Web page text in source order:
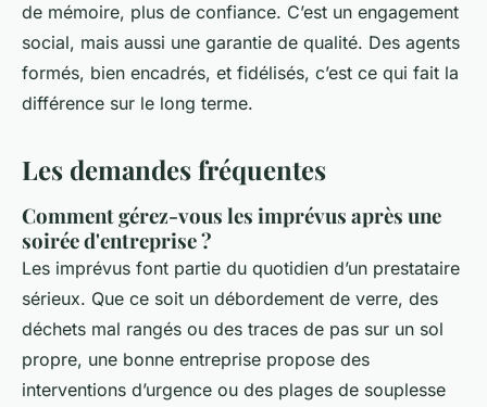
de mémoire, plus de confiance. C’est un engagement
social, mais aussi une garantie de qualité. Des agents
formés, bien encadrés, et fidélisés, c’est ce qui fait la
différence sur le long terme.
Les demandes fréquentes
Comment gérez-vous les imprévus après une
soirée d'entreprise ?
Les imprévus font partie du quotidien d’un prestataire
sérieux. Que ce soit un débordement de verre, des
déchets mal rangés ou des traces de pas sur un sol
propre, une bonne entreprise propose des
interventions d’urgence ou des plages de souplesse